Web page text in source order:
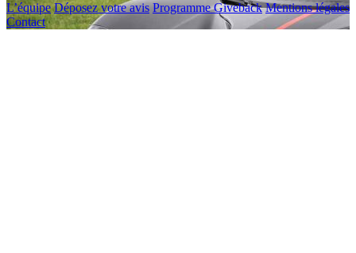
L’équipe Déposez votre avis Programme Giveback Mentions légales
Contact